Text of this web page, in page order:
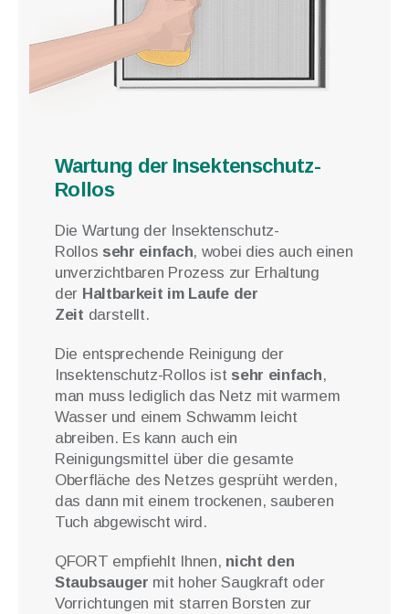
Wartung der Insektenschutz-
Rollos
Die Wartung der Insektenschutz-
Rollos sehr einfach, wobei dies auch einen
unverzichtbaren Prozess zur Erhaltung
der Haltbarkeit im Laufe der
Zeit darstellt.
Die entsprechende Reinigung der
Insektenschutz-Rollos ist sehr einfach,
man muss lediglich das Netz mit warmem
Wasser und einem Schwamm leicht
abreiben. Es kann auch ein
Reinigungsmittel über die gesamte
Oberfläche des Netzes gesprüht werden,
das dann mit einem trockenen, sauberen
Tuch abgewischt wird.
QFORT empfiehlt Ihnen, nicht den
Staubsauger mit hoher Saugkraft oder
Vorrichtungen mit starren Borsten zur